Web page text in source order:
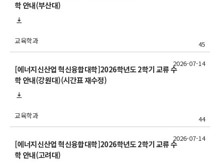
학 안내(부산대)
교육학과 45
[에너지신산업 혁신융합대학]2026학년도 2학기 교류 수
학 안내(강원대)(시간표 재수정)
교육학과 44
2026-07-14
[에너지신산업 혁신융합대학]2026학년도 2학기 교류 수
학 안내(고려대)
2026-07-14